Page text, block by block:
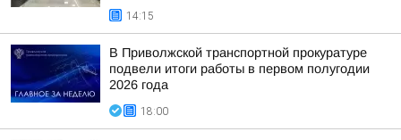
14:15
В Приволжской транспортной прокуратуре
подвели итоги работы в первом полугодии
2026 года
18:00